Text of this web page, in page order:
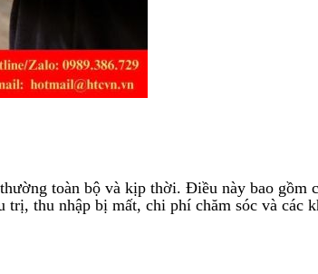
toàn bộ và kịp thời. Điều này bao gồm
thu nhập bị mất, chi phí chăm sóc và các